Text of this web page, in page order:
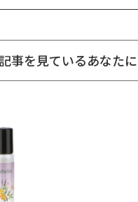
事を見ているあなた